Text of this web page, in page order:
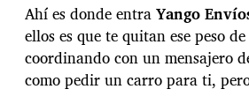
n
t
r
a
d
l
e
n
t
í
Ahí es donde entraYango
ellos es que te quitan ese peso
coordinando con un mensajero
como pedir un carro para ti,